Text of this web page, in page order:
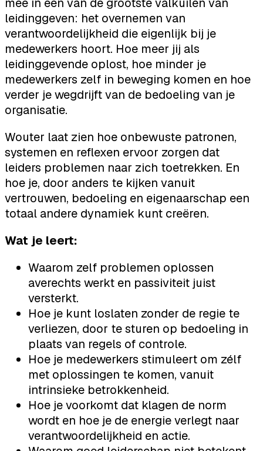
leidinggeven: het overnemen van
verantwoordelijkheid die eigenlijk bij je
medewerkers hoort. Hoe meer jij als
leidinggevende oplost, hoe minder je
medewerkers zelf in beweging komen en hoe
verder je wegdrijft van de bedoeling van je
organisatie.
Wouter laat zien hoe onbewuste patronen,
systemen en reflexen ervoor zorgen dat
leiders problemen naar zich toetrekken. En
hoe je, door anders te kijken vanuit
vertrouwen, bedoeling en eigenaarschap een
totaal andere dynamiek kunt creëren.
Wat je leert:
Waarom zelf problemen oplossen
averechts werkt en passiviteit juist
versterkt.
Hoe je kunt loslaten zonder de regie te
verliezen, door te sturen op bedoeling in
plaats van regels of controle.
Hoe je medewerkers stimuleert om zélf
met oplossingen te komen, vanuit
intrinsieke betrokkenheid.
Hoe je voorkomt dat klagen de norm
wordt en hoe je de energie verlegt naar
verantwoordelijkheid en actie.